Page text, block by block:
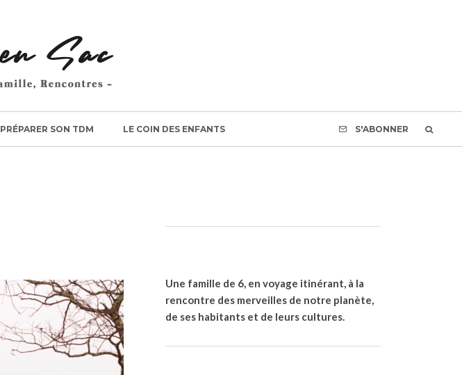
PRÉPARER SON TDM LE COIN DES ENFANTS S'ABONNER
Une famille de 6, en voyage itinérant, à la
rencontre des merveilles de notre planète,
de ses habitants et de leurs cultures.